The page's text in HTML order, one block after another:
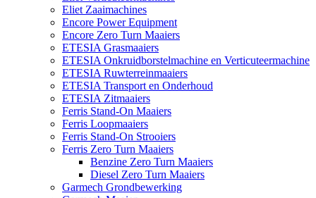
Eliet Zaaimachines
Encore Power Equipment
Encore Zero Turn Maaiers
ETESIA Grasmaaiers
ETESIA Onkruidborstelmachine en Verticuteermachine
ETESIA Ruwterreinmaaiers
ETESIA Transport en Onderhoud
ETESIA Zitmaaiers
Ferris Stand-On Maaiers
Ferris Loopmaaiers
Ferris Stand-On Strooiers
Ferris Zero Turn Maaiers
Benzine Zero Turn Maaiers
Diesel Zero Turn Maaiers
Garmech Grondbewerking